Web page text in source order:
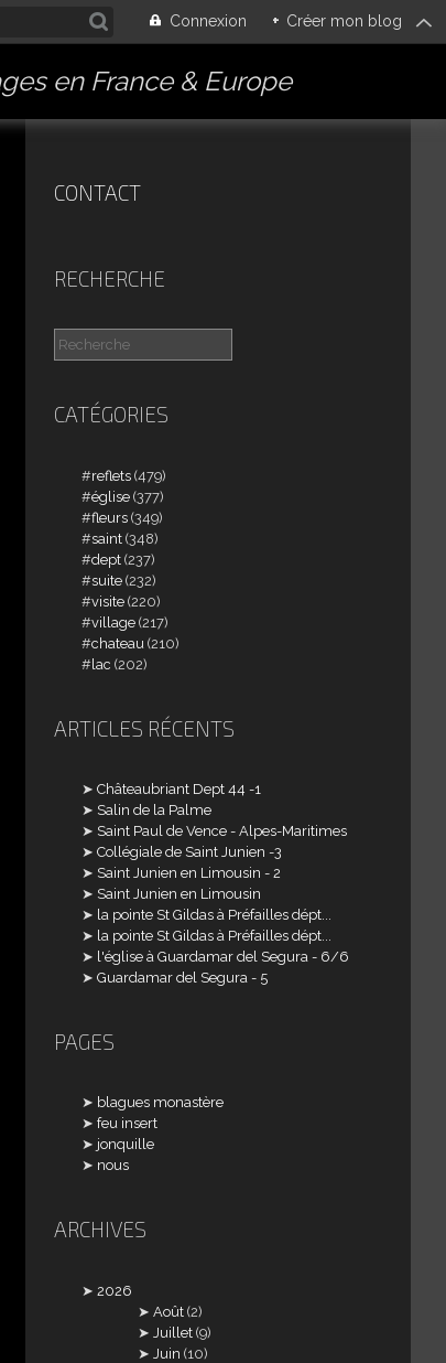
Connexion + Créer mon blog
en France & Europe
CONTACT
RECHERCHE
CATÉGORIES
reflets (479)
église (377)
fleurs (349)
saint (348)
dept (237)
suite (232)
visite (220)
village (217)
chateau (210)
lac (202)
ARTICLES RÉCENTS
Châteaubriant Dept 44 -1
Salin de la Palme
Saint Paul de Vence - Alpes-Maritimes
Collégiale de Saint Junien -3
Saint Junien en Limousin - 2
Saint Junien en Limousin
la pointe St Gildas à Préfailles dépt...
la pointe St Gildas à Préfailles dépt...
l'église à Guardamar del Segura - 6/6
Guardamar del Segura - 5
PAGES
blagues monastère
feu insert
jonquille
nous
ARCHIVES
2026
Août (2)
Juillet (9)
Juin (10)